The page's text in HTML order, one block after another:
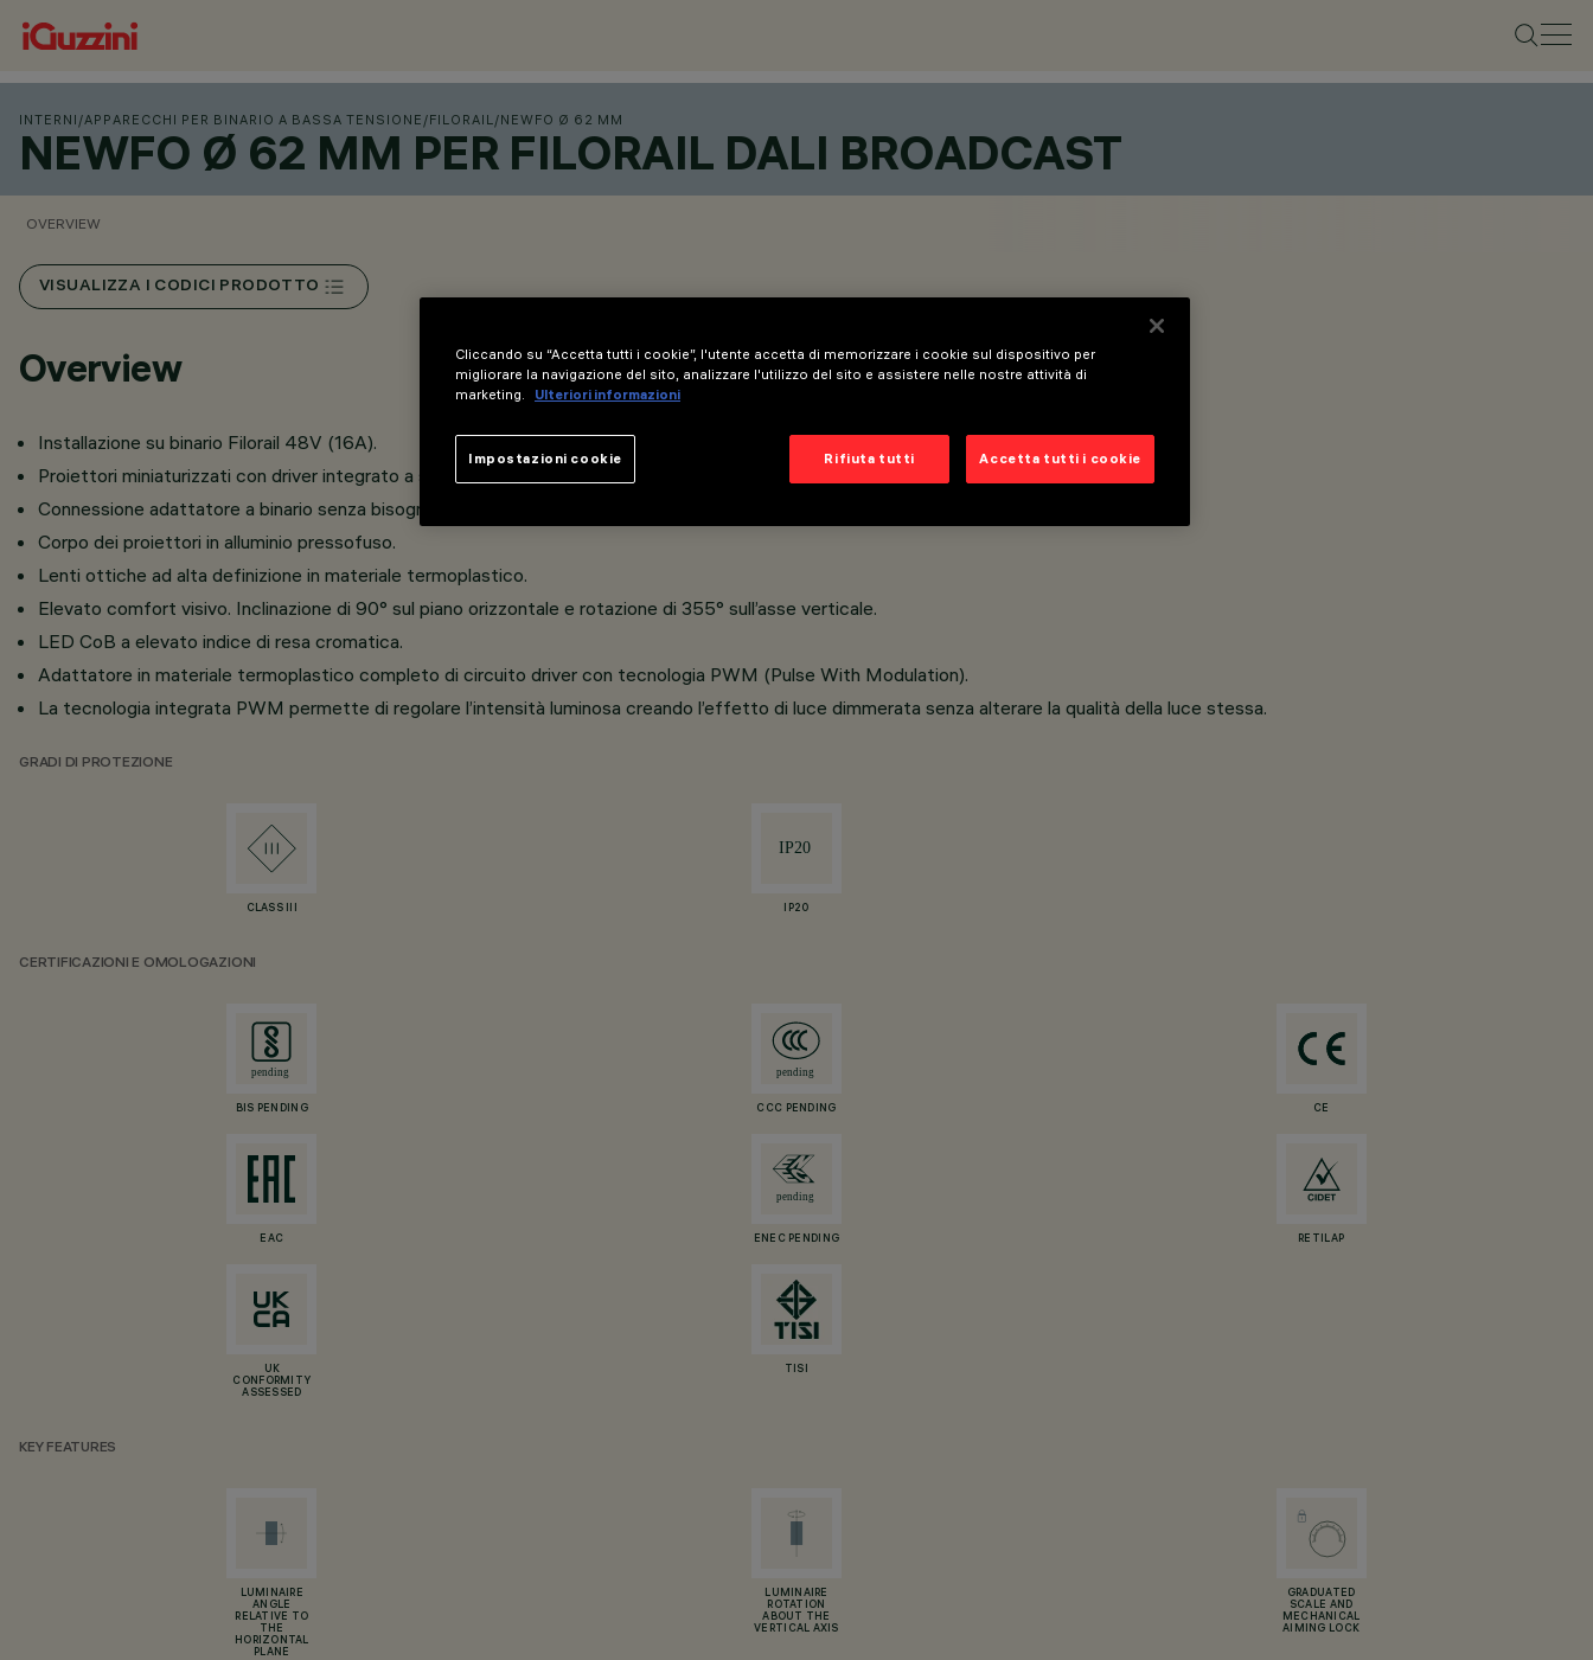
INTERNI /APPARECCHI PER BINARIO A BASSA TENSIONE /FILORAIL/NEWFO Ø 62 MM
NEWFO Ø 62 MM PER FILORAIL DALI BROADCAST
OVERVIEW
VISUALIZZA I CODICI PRODOTTO
Overview
Installazione su binario Filorail 48V (16A).
Proiettori miniaturizzati con driver integrato a scomparsa nell’adattatore.
Connessione adattatore a binario senza bisogno di utensili.
Corpo dei proiettori in alluminio pressofuso.
Lenti ottiche ad alta definizione in materiale termoplastico.
Elevato comfort visivo. Inclinazione di 90° sul piano orizzontale e rotazione di 355° sull’asse verticale.
LED CoB a elevato indice di resa cromatica.
Adattatore in materiale termoplastico completo di circuito driver con tecnologia PWM (Pulse With Modulation).
La tecnologia integrata PWM permette di regolare l’intensità luminosa creando l’effetto di luce dimmerata senza alterare la qualità della luce stessa.
GRADI DI PROTEZIONE
CLASS III IP20
CERTIFICAZIONI E OMOLOGAZIONI
BIS PENDING CCC PENDING CE
EAC ENEC PENDING RETILAP
UK
CONFORMITY
ASSESSED
TISI
KEY FEATURES
LUMINAIRE
ANGLE
RELATIVE TO
THE
HORIZONTAL
PLANE
LUMINAIRE
ROTATION
ABOUT THE
VERTICAL AXIS
GRADUATED
SCALE AND
MECHANICAL
AIMING LOCK
Cliccando su “Accetta tutti i cookie”, l'utente accetta di memorizzare i cookie sul dispositivo per
migliorare la navigazione del sito, analizzare l'utilizzo del sito e assistere nelle nostre attività di
marketing.
Ulteriori informazioni
Rifiuta tutti Accetta tutti i cookie
Impostazioni cookie